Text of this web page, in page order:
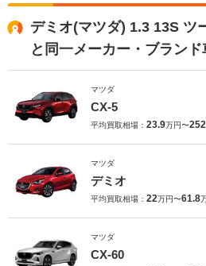
デミオ(マツダ) 1.3 13S ツ
と同一メーカー・ブラン
マツダ
CX-5
平均買取相場： 23.9万円〜
マツダ
デミオ
平均買取相場： 22万円〜61.8
マツダ
CX-60